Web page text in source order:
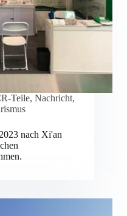
Teile, Nachricht,
nach Xi'an